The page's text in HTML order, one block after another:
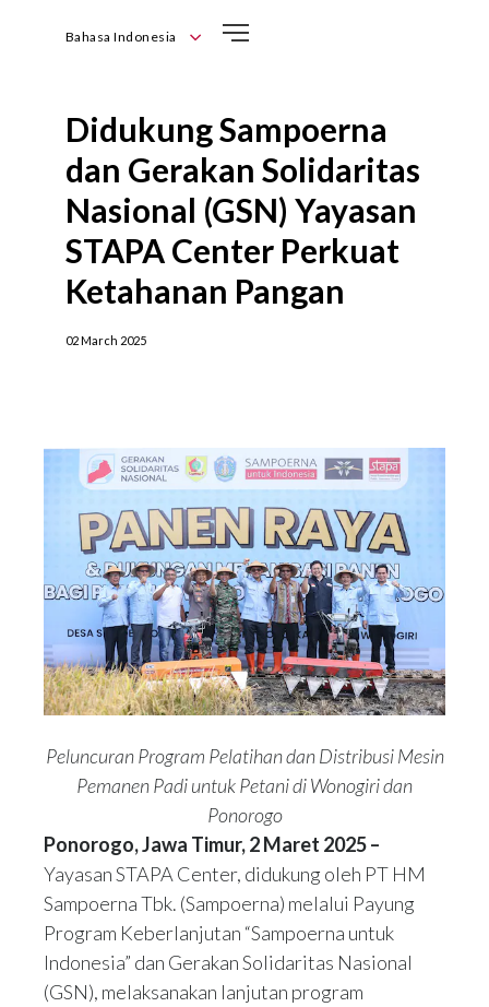
Bahasa Indonesia
Didukung Sampoerna
dan Gerakan Solidaritas
Nasional (GSN) Yayasan
STAPA Center Perkuat
Ketahanan Pangan
02 March 2025
Peluncuran Program Pelatihan dan Distribusi Mesin
Pemanen Padi untuk Petani di Wonogiri dan
Ponorogo
Ponorogo, Jawa Timur, 2 Maret 2025 –
Yayasan STAPA Center, didukung oleh PT HM
Sampoerna Tbk. (Sampoerna) melalui Payung
Program Keberlanjutan “Sampoerna untuk
Indonesia” dan Gerakan Solidaritas Nasional
(GSN), melaksanakan lanjutan program